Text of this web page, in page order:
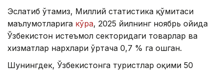
Эслатиб ўтамиз, Миллий статистика қўмитаси
маълумотларига кўра, 2025 йилнинг ноябрь ойида
Ўзбекистон истеъмол секторидаги товарлар ва
хизматлар нархлари ўртача 0,7 % га ошган.
Шунингдек, Ўзбекистонга туристлар оқими 50